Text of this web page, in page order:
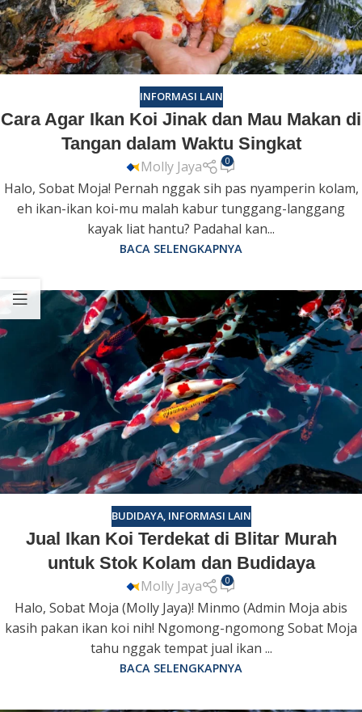
INFORMASI LAIN
Cara Agar Ikan Koi Jinak dan Mau Makan di
Tangan dalam Waktu Singkat
Molly Jaya 0
Halo, Sobat Moja! Pernah nggak sih pas nyamperin kolam,
eh ikan-ikan koi-mu malah kabur tunggang-langgang
kayak liat hantu? Padahal kan...
BACA SELENGKAPNYA
BUDIDAYA, INFORMASI LAIN
Jual Ikan Koi Terdekat di Blitar Murah
untuk Stok Kolam dan Budidaya
Molly Jaya 0
Halo, Sobat Moja (Molly Jaya)! Minmo (Admin Moja abis
kasih pakan ikan koi nih! Ngomong-ngomong Sobat Moja
tahu nggak tempat jual ikan ...
BACA SELENGKAPNYA